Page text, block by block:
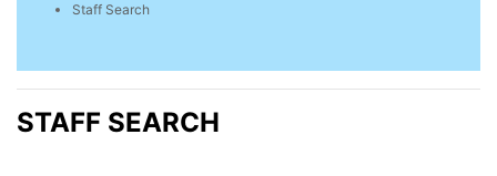
Staff Search
STAFF SEARCH